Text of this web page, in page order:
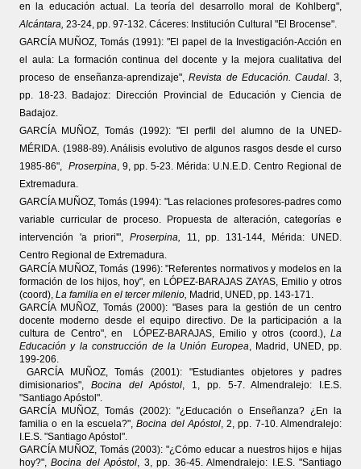
en la educación actual. La teoría del desarrollo moral de Kohlberg",
Alcántara, 23-24, pp. 97-132. Cáceres: Institución Cultural "El Brocense".
GARCÍA MUÑOZ, Tomás (1991): "El papel de la Investigación-Acción en
el aula: La forma­ción continua del docente y la mejora cualitativa del
proceso de enseñanza-aprendizaje",Revista de Educación. Caudal. 3,
pp. 18-23. Badajoz: Dirección Provincial de Educación y Ciencia de
Badajoz.
GARCÍA MUÑOZ, Tomás (1992): "El perfil del alumno de la UNED-
MÉRIDA. (1988-89). Análisis evolutivo de algunos rasgos desde el curso
1985-86", Proserpina, 9, pp. 5-23. Mérida: U.N.E.D. Centro Regional de
Extremadura.
GARCÍA MUÑOZ, Tomás (1994): "Las relaciones profesores-padres como
variable curricular de proceso. Propuesta de alteración, categorías e
intervención 'a priori'", Proserpina,
11, pp. 131-144, Mérida: UNED.
Centro Regional de Extremadura.
GARCÍA MUÑOZ, Tomás (1996): "Referentes normativos y modelos en la
formación de los hijos, hoy", en LÓPEZ-BARAJAS ZAYAS, Emilio y otros
(coord), La familia en el tercer milenio, Madrid, UNED, pp. 143-171.
GARCÍA MUÑOZ, Tomás (2000): "Bases para la gestión de un centro
docente moderno desde el equipo directivo. De la participación a la
cultura de Centro", en LÓPEZ-BARAJAS, Emilio y otros (coord.), La
Educación y la construcción de la Unión Europea, Madrid, UNED, pp.
199-206.
GARCÍA MUÑOZ, Tomás (2001): "Estudiantes objetores y padres
dimisionarios", Bocina del Apóstol, 1, pp. 5-7. Almendralejo: I.E.S.
"Santiago Apóstol".
GARCÍA MUÑOZ, Tomás (2002): "¿Educación o Enseñanza? ¿En la
familia o en la escuela?",Bocina del Apóstol, 2, pp. 7-10. Almendralejo:
I.E.S. "Santiago Apóstol".
GARCÍA MUÑOZ, Tomás (2003): "¿Cómo educar a nuestros hijos e hijas
hoy?",Bocina del Apóstol, 3, pp. 36-45. Almendralejo: I.E.S. "Santiago